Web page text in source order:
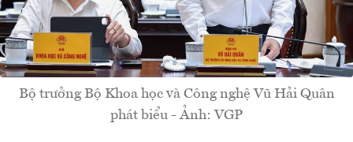
Bộ trưởng Bộ Khoa học và Công nghệ Vũ Hải Quân
phát biểu - Ảnh: VGP